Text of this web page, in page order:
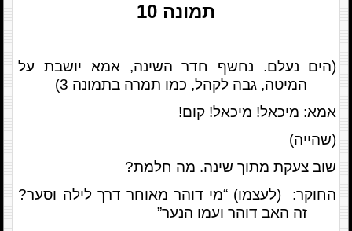
תמונה 10
(הים נעלם. נחשף חדר השינה, אמא יושבת על
המיטה, גבה לקהל, כמו תמרה בתמונה 3)
אמא: מיכאל! מיכאל! קום!
(שהייה)
שוב צעקת מתוך שינה. מה חלמת?
החוקר: (לעצמו) “מי דוהר מאוחר דרך לילה וסער?
זה האב דוהר ועמו הנער”